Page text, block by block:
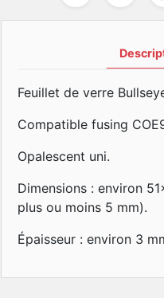
Feuillet de verre
Compatible fusing
Opalescent uni.
Dimensions : environ
plus ou moins 5 mm).
Épaisseur : environ 3